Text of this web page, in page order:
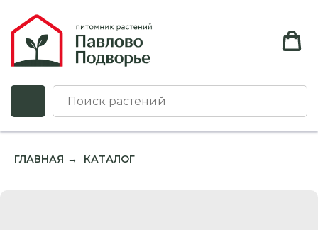
ГЛАВНАЯ → КАТАЛОГ